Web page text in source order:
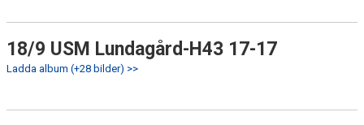
18/9 USM Lundagård-H43 17-17
Ladda album (+28 bilder) >>